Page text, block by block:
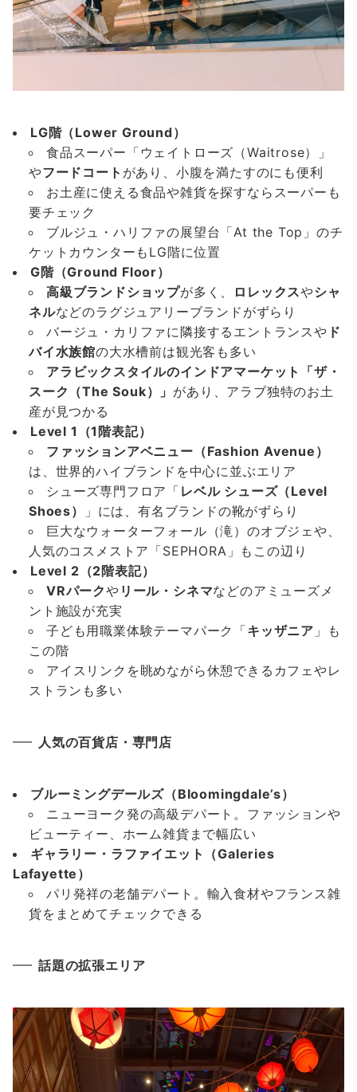
LG階（Lower Ground）
食品スーパー「ウェイトローズ（Waitrose）」
やフードコート があり、小腹を満たすのにも便利
お土産に使える食品や雑貨を探すならスーパーも
要チェック
ブルジュ・ハリファの展望台「At the Top」のチ
ケットカウンターもLG階に位置
G階（Ground Floor）
高級ブランドショップが多く、 ロレックスやシャ
ネルなどのラグジュアリーブランドがずらり
バージュ・カリファに隣接するエントランスや ド
バイ水族館の大水槽前は観光客も多い
アラビックスタイルのインドアマーケット「ザ・
スーク（The Souk）」 があり、アラブ独特のお土
産が見つかる
Level 1（1階表記）
ファッションアベニュー（Fashion Avenue）
は、世界的ハイブランドを中心に並ぶエリア
シューズ専門フロア「 レベル シューズ（Level
Shoes）
」には、有名ブランドの靴がずらり
巨大なウォーターフォール（滝）のオブジェや、
人気のコスメストア「SEPHORA」もこの辺り
Level 2（2階表記）
VRパークや リール・シネマなどのアミューズメ
ント施設が充実
子ども用職業体験テーマパーク「キッザニア 」も
この階
アイスリンクを眺めながら休憩できるカフェやレ
ストランも多い
人気の百貨店・専門店
ブルーミングデールズ（Bloomingdale’s）
ニューヨーク発の高級デパート。ファッションや
ビューティー、ホーム雑貨まで幅広い
ギャラリー・ラファイエット（Galeries
Lafayette）
パリ発祥の老舗デパート。輸入食材やフランス雑
貨をまとめてチェックできる
話題の拡張エリア